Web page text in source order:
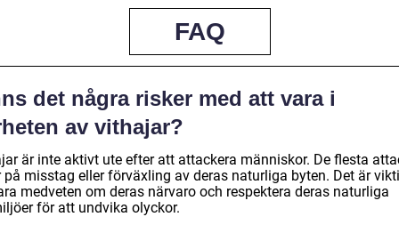
FAQ
det några risker med att vara i
av vithajar?
är inte aktivt ute efter att attackera människor. De flesta
på misstag eller förväxling av deras naturliga byten. Det är
medveten om deras närvaro och respektera deras naturliga
för att undvika olyckor.